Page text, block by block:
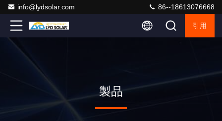
info@lydsolar.com 86--18613076668
引用
製品